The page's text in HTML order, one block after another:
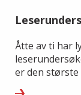
Åtte av ti har
er den